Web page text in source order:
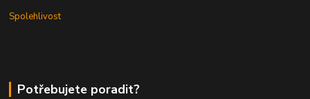
Spolehlivost
Potřebujete poradit?